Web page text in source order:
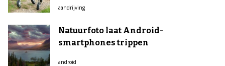
aandrijving
Natuurfoto laat Android-
smartphones trippen
android